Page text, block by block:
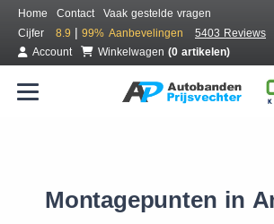
Home Contact
Vaak gestelde vragen
Cijfer
8.9 | 99% Aanbevelingen
5403 Reviews
Account
Winkelwagen (0 artikelen)
Montagepunten in